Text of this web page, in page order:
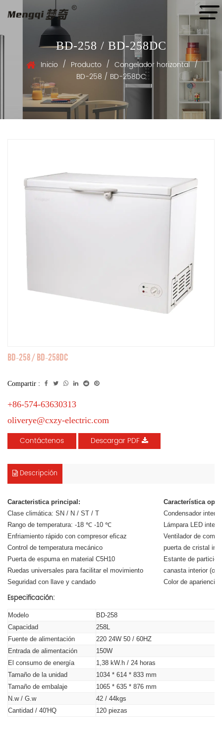
BD-258 / BD-258DC
Inicio / Producto / Congelador horizontal /
BD-258 / BD-258DC
BD-258 / BD-258DC
Compartir :
+86-574-63630313
oliverye@cxzy-electric.com
Contáctenos Descargar PDF
Descripción
Caracteristica principal:
Clase climática: SN / N / ST / T
Rango de temperatura: -18 ℃ -10 ℃
Enfriamiento rápido con compresor eficaz
Control de temperatura mecánico
Puerta de espuma en material C5H10
Ruedas universales para facilitar el movimiento
Seguridad con llave y candado
Característica
Condensador
Lámpara LED
Ventilador de
puerta de cristal
Estante de
canasta interior
Color de apariencia
Especificación:
Modelo
BD-258
Capacidad
258L
Fuente de alimentación
220 24W 50 / 60HZ
Entrada de alimentación
150W
El consumo de energía
1,38 kW.h / 24 horas
Tamaño de la unidad
1034 * 614 * 833 mm
Tamaño de embalaje
1065 * 635 * 876 mm
N.w / G.w
42 / 44kgs
Cantidad / 40'HQ
120 piezas